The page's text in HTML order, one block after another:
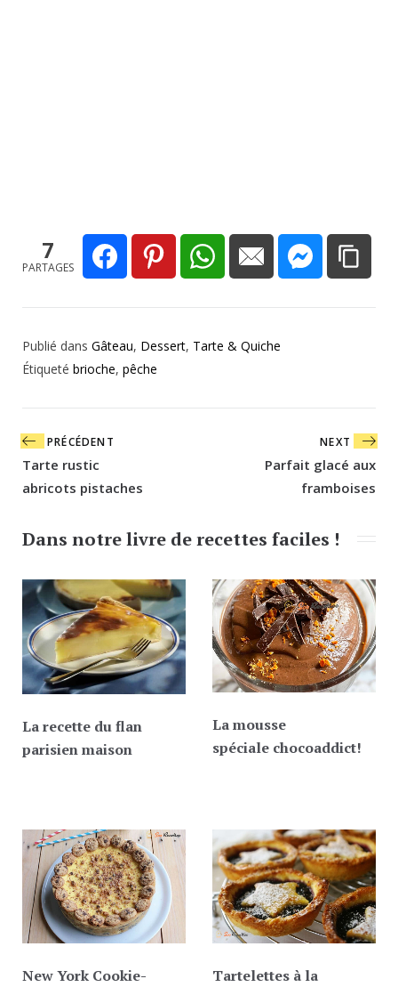
7
PARTAGES
Publié dans Gâteau, Dessert, Tarte & Quiche
Étiqueté brioche, pêche
Navigation
de
l’article
PRÉCÉDENT
Tarte rustic
abricots pistaches
NEXT
Parfait glacé aux
framboises
Dans notre livre de recettes faciles !
La recette du flan
parisien maison
La mousse
spéciale chocoaddict!
New York Cookie-
Tartelettes à la